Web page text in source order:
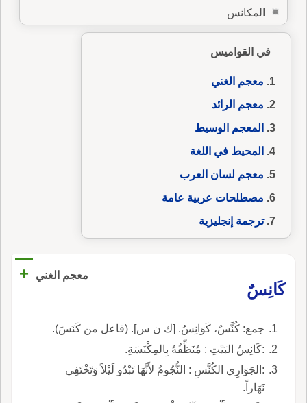
المكانس
في القواميس
معجم الغني
معجم الرائد
المعجم الوسيط
المحيط في اللغة
معجم لسان العرب
مصطلحات عربية عامة
ترجمة إنجليزية
معجم الغني
+
كَانِسٌ
جمع: كُنَّسٌ، كَوَانِسُ. [ك ن س]. (فاعل من كَنَسَ).
:كَانِسُ البَيْتِ : مُنَظِّفُهُ بِالمِكْنَسَةِ.
:الجَوَارِي الكُنَّسِ : النُّجُومُ لأَنَّهَا تَبْدُو لَيْلاً وَتَخْتَفِي
نَهَاراً.